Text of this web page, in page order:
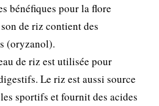
bénéfiques pour la flore
de riz contient des
(oryzanol).
de riz est utilisée pour
Le riz est aussi source
sportifs et fournit des acides